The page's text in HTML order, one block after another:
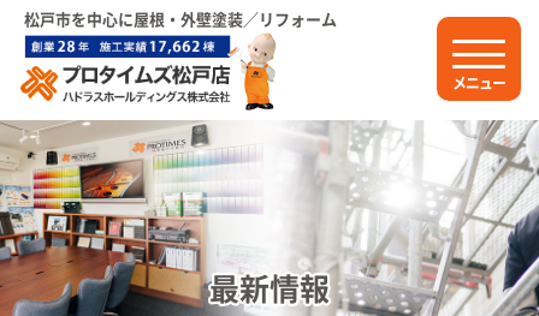
松戸市を中心に屋根・外壁塗装／リフォーム
メニュー
最新情報